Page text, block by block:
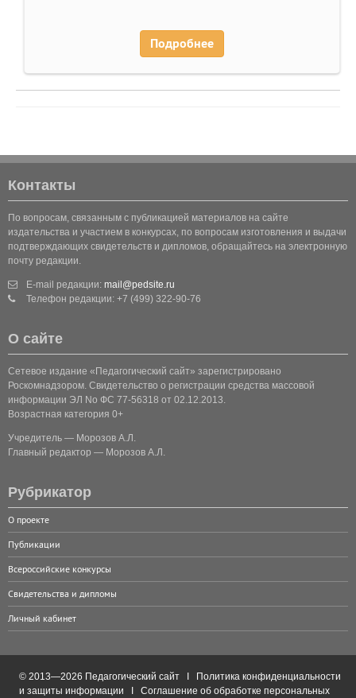
Подробнее
Контакты
По вопросам, связанным с публикацией материалов на сайте
издательства и участием в конкурсах, по вопросам изготовления и выдачи
подтверждающих свидетельств и дипломов, обращайтесь на электронную
почту редакции.
E-mail редакции: mail@pedsite.ru
Телефон редакции: +7 (499) 322-90-76
О сайте
Сетевое издание «Педагогический сайт» зарегистрировано
Роскомнадзором. Свидетельство о регистрации средства массовой
информации ЭЛ No ФС 77-56318 от 02.12.2013.
Возрастная категория 0+
Учредитель — Морозов А.Л.
Главный редактор — Морозов А.Л.
Рубрикатор
О проекте
Публикации
Всероссийские конкурсы
Свидетельства и дипломы
Личный кабинет
© 2013—2026 Педагогический сайт I
Политика конфиденциальности
и защиты информации
Соглашение об обработке персональных